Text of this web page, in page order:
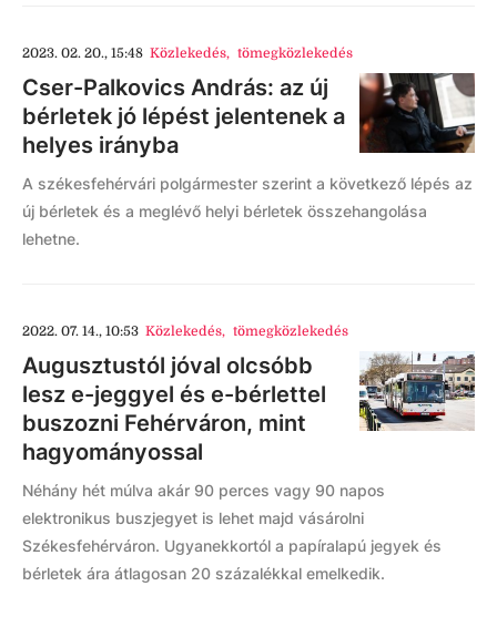
2023. 02. 20., 15:48 Közlekedés, tömegközlekedés
Cser-Palkovics András: az új
bérletek jó lépést jelentenek a
helyes irányba
A székesfehérvári polgármester szerint a következő lépés az
új bérletek és a meglévő helyi bérletek összehangolása
lehetne.
2022. 07. 14., 10:53 Közlekedés, tömegközlekedés
Augusztustól jóval olcsóbb
lesz e-jeggyel és e-bérlettel
buszozni Fehérváron, mint
hagyományossal
Néhány hét múlva akár 90 perces vagy 90 napos
elektronikus buszjegyet is lehet majd vásárolni
Székesfehérváron. Ugyanekkortól a papíralapú jegyek és
bérletek ára átlagosan 20 százalékkal emelkedik.